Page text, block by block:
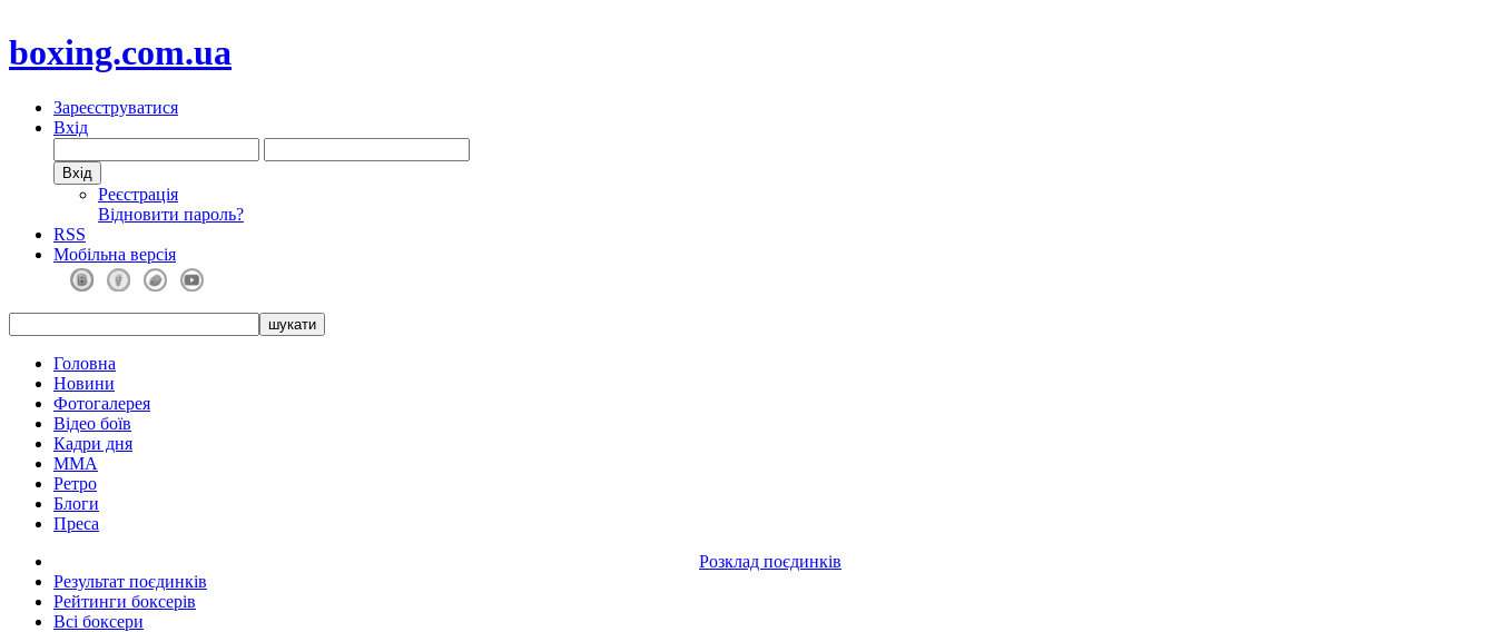
boxing.com.ua
Зареєструватися
Вхід
Реєстрація
Відновити пароль?
RSS
Мобільна версія
Головна
Новини
Фотогалерея
Відео боїв
Кадри дня
ММА
Ретро
Блоги
Преса
Розклад поєдинків
Результат поєдинків
Рейтинги боксерів
Всі боксери